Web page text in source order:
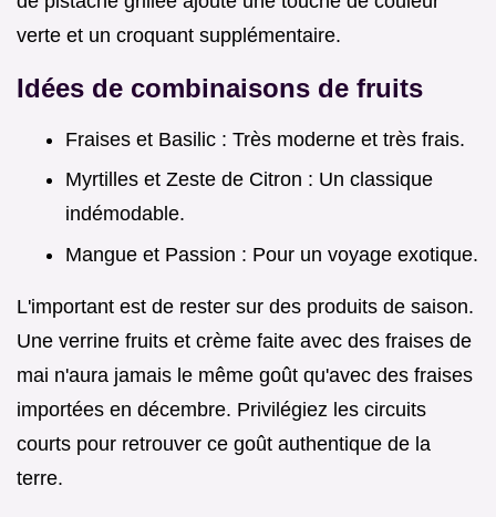
verte et un croquant supplémentaire.
Idées de combinaisons de fruits
Fraises et Basilic : Très moderne et très frais.
Myrtilles et Zeste de Citron : Un classique
indémodable.
Mangue et Passion : Pour un voyage exotique.
L'important est de rester sur des produits de saison.
Une verrine fruits et crème faite avec des fraises de
mai n'aura jamais le même goût qu'avec des fraises
importées en décembre. Privilégiez les circuits
courts pour retrouver ce goût authentique de la
terre.